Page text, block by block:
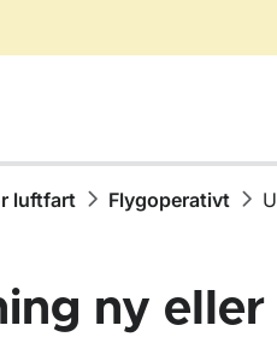
luftfart Flygoperativt
ny